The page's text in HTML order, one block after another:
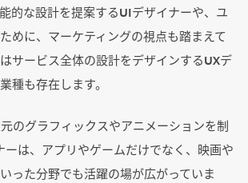
的な設計を提案するUIデザイナーや、ユ
めに、マーケティングの視点も踏まえて
サービス全体の設計をデザインするUXデ
種も存在します。
のグラフィックスやアニメーションを制
ーは、アプリやゲームだけでなく、映画や
った分野でも活躍の場が広がっていま